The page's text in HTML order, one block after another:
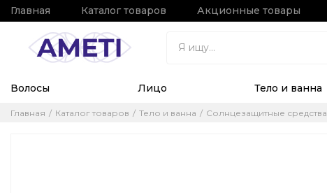
Главная Каталог товаров Акционные товары
Волосы Лицо Тело и ванна
Главная Каталог товаров Тело и ванна Солнцезащитные средства